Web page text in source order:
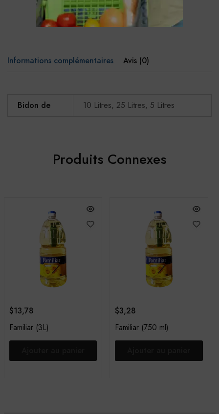
Informations complémentaires Avis (0)
Bidon de 10 Litres, 25 Litres, 5 Litres
Produits Connexes
$13,78
Familiar (3L)
$3,28
Familiar (750 ml)